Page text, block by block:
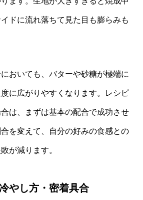
ドに流れ落ちて見た目も膨らみも
おいても、バターや砂糖が極端に
に広がりやすくなります。レシピ
は、まずは基本の配合で成功させ
を変えて、自分の好みの食感との
が減ります。
やし方・密着具合